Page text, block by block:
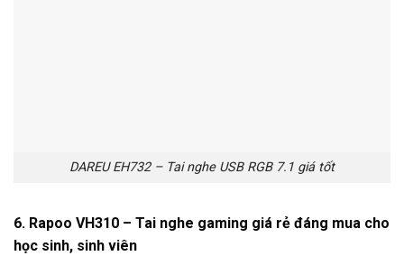
DAREU EH732 – Tai nghe USB RGB 7.1 giá tốt
6. Rapoo VH310 – Tai nghe gaming giá rẻ đáng mua cho
học sinh, sinh viên